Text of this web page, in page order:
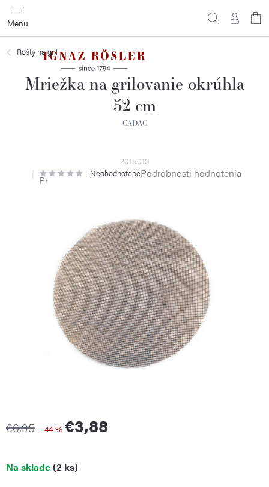
Prejsť
na
obsah
Rošty na gril
Mriežka na grilovanie okrúhla
52 cm
CADAC
2015013
Priemerné
hodnotenie
hviezdičiek.
NeohodnotenéPodrobnosti hodnotenia
€6,95 –44 % €3,88
Jednotková
Na sklade(2 ks)